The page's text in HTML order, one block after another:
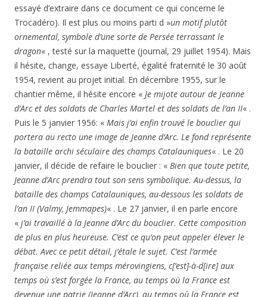
essayé d’extraire dans ce document ce qui concerne le
Trocadéro). Il est plus ou moins parti d »un motif plutôt
ornemental, symbole d’une sorte de Persée terrassant le
dragon« , testé sur la maquette (journal, 29 juillet 1954). Mais
il hésite, change, essaye Liberté, égalité fraternité le 30 août
1954, revient au projet initial. En décembre 1955, sur le
chantier même, il hésite encore « Je mijote autour de Jeanne
d’Arc et des soldats de Charles Martel et des soldats de l’an II« .
Puis le 5 janvier 1956: « Mais j’ai enfin trouvé le bouclier qui
portera au recto une image de Jeanne d’Arc. Le fond représente
la bataille archi séculaire des champs Catalauniques« . Le 20
janvier, il décide de refaire le bouclier : « Bien que toute petite,
Jeanne d’Arc prendra tout son sens symbolique. Au-dessus, la
bataille des champs Catalauniques, au-dessous les soldats de
l’an II (Valmy, Jemmapes)« . Le 27 janvier, il en parle encore
« j’ai travaillé à la Jeanne d’Arc du bouclier. Cette composition
de plus en plus heureuse. C’est ce qu’on peut appeler élever le
débat. Avec ce petit détail, j’étale le sujet. C’est l’armée
française reliée aux temps mérovingiens, c[‘est]-à-d[ire] aux
temps où s’est forgée la France, au temps où la France est
devenue une patrie (Jeanne d’Arc), au temps où la France est